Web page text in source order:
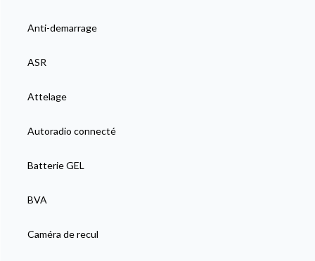
Anti-demarrage
ASR
Attelage
Autoradio connecté
Batterie GEL
BVA
Caméra de recul